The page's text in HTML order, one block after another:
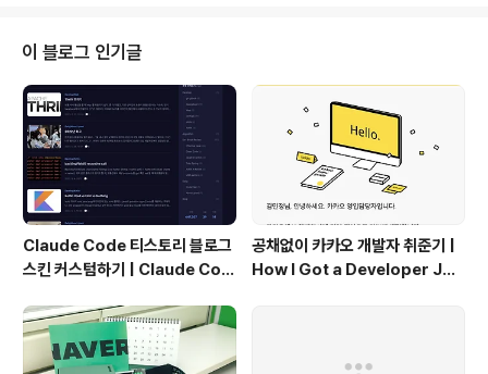
정수 4를 1, 2, 3의 합으로 나타내는 방법은 총 7가지가 있
다. 합을 나타낼 때는 수를 1개 이상 사용해야 한다. 1+1+1
+1 1+1+2 1+2+1 2+1+1 2+2 1+3 3+1 정수 n이 주
어졌을 때, n을 1, 2, 3의 합으로 나타내는 방법의 수를 구
하는 프로그램..
이 블로그 인기글
Claude Code 티스토리 블로그
스킨 커스텀하기 | Claude Cod
og Skin
공채없이 카카오 개발자 취준기 |
How I Got a Developer Job